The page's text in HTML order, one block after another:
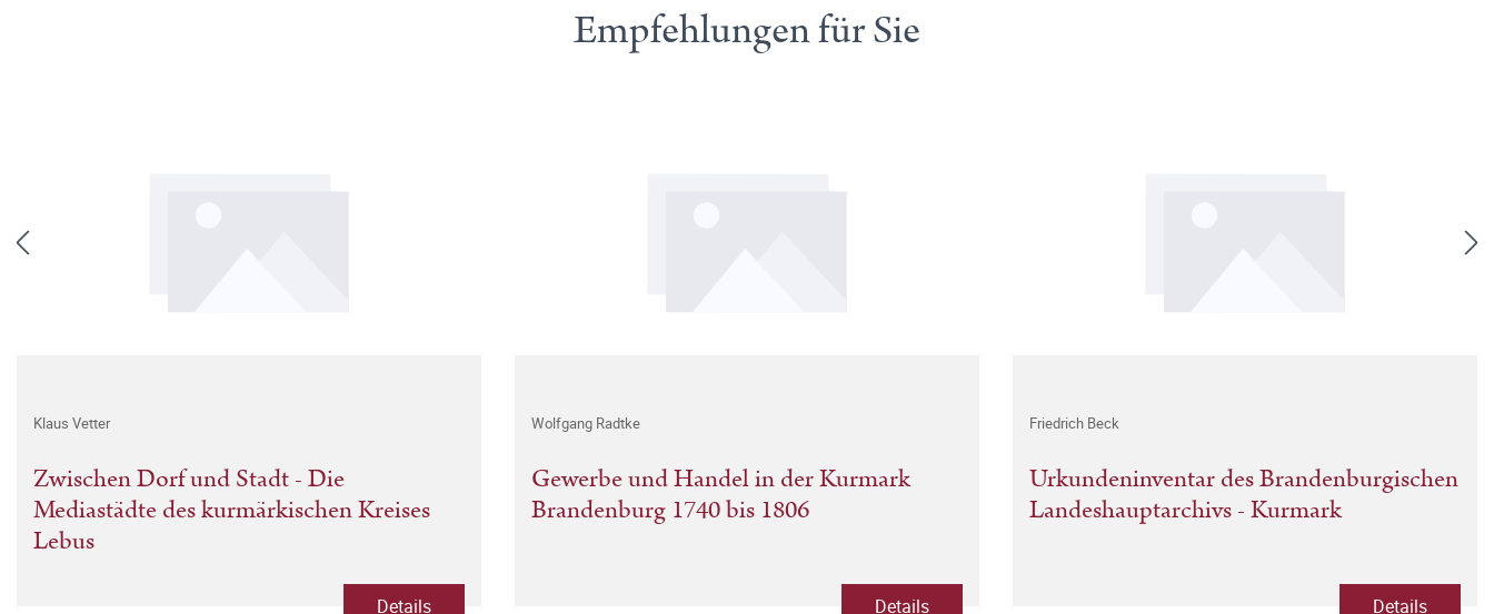
Empfehlungen für Sie
Klaus Vetter
Zwischen Dorf und Stadt - Die
Mediastädte des kurmärkischen Kreises
Lebus
Details
Wolfgang Radtke
Gewerbe und Handel in der Kurmark
Brandenburg 1740 bis 1806
Details
Friedrich Beck
Urkundeninventar des Brandenburgischen
Landeshauptarchivs - Kurmark
Details